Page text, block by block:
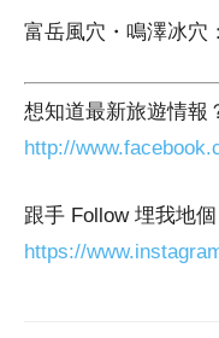
富岳風穴・鳴澤冰穴：
想知道最新旅遊情報
http://
跟手 Follow 埋我地
https://